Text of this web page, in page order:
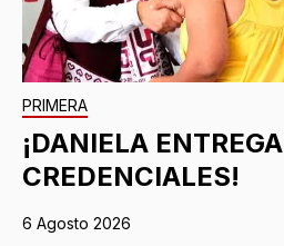
PRIMERA
¡DANIELA ENTREGA
CREDENCIALES!
6 Agosto 2026